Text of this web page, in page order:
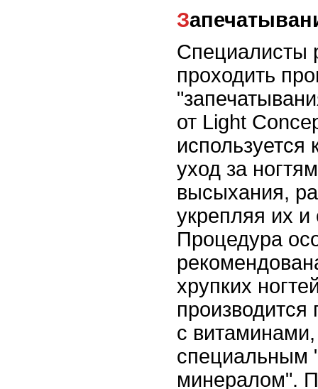
Специалисты
проходить
от Light
используется
уход за
высыхания,
укрепляя их и
Процедура
хрупких
с
специальным
минералом".